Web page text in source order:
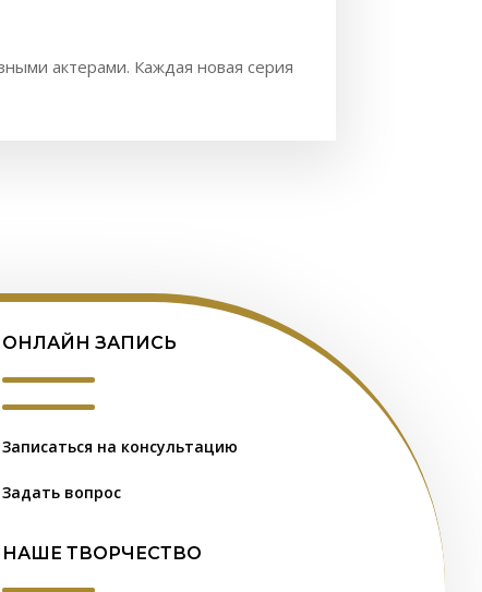
актерами. Каждая новая серия
ОНЛАЙН ЗАПИСЬ
Записаться на консультацию
Задать вопрос
НАШЕ ТВОРЧЕСТВО